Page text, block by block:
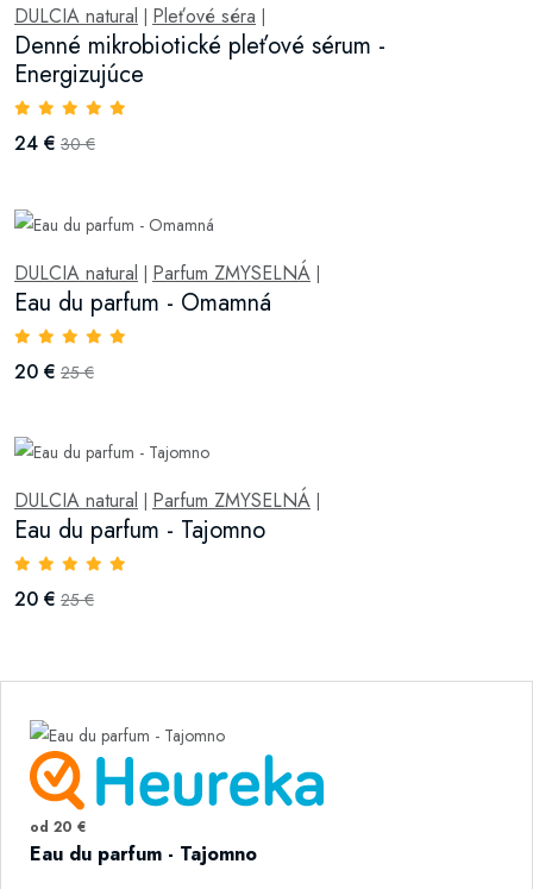
DULCIA natural | Pleťové séra |
Denné mikrobiotické pleťové sérum -
Energizujúce
24 € 30 €
DULCIA natural | Parfum ZMYSELNÁ |
Eau du parfum - Omamná
20 € 25 €
DULCIA natural Parfum ZMYSELNÁ
Eau du parfum - Tajomno
20 € 25 €
od 20 €
Eau du parfum - Tajomno